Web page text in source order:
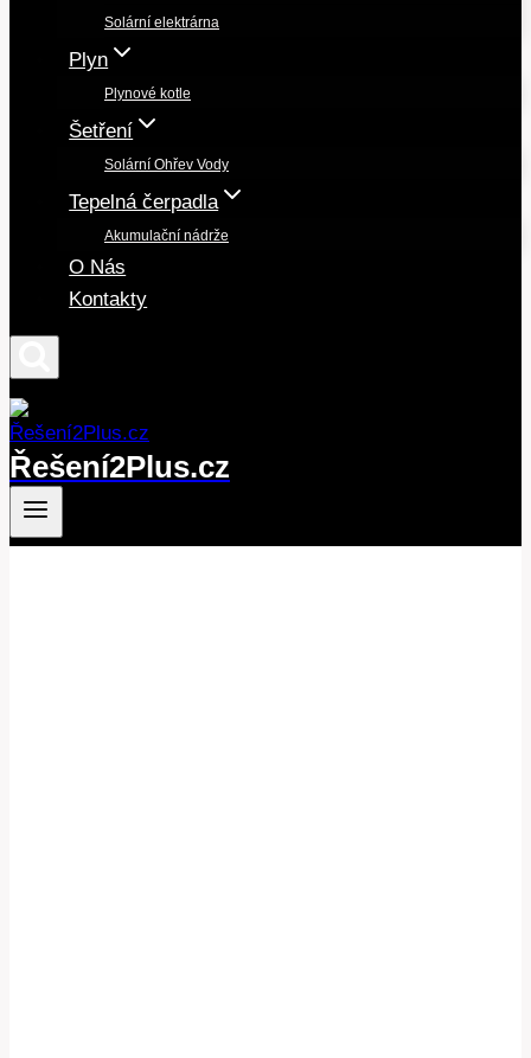
Solární elektrárna
Plyn
Plynové kotle
Šetření
Solární Ohřev Vody
Tepelná čerpadla
Akumulační nádrže
O Nás
Kontakty
Řešení2Plus.cz